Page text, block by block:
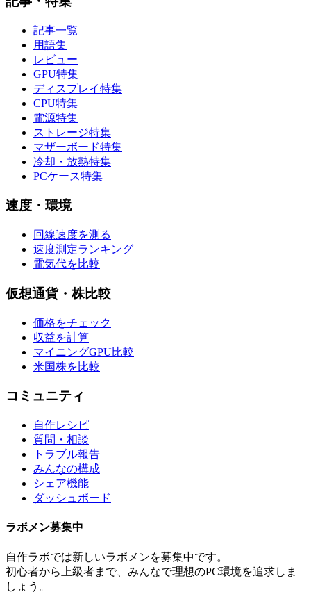
記事一覧
用語集
レビュー
GPU特集
ディスプレイ特集
CPU特集
電源特集
ストレージ特集
マザーボード特集
冷却・放熱特集
PCケース特集
速度・環境
回線速度を測る
速度測定ランキング
電気代を比較
仮想通貨・株比較
価格をチェック
収益を計算
マイニングGPU比較
米国株を比較
コミュニティ
自作レシピ
質問・相談
トラブル報告
みんなの構成
シェア機能
ダッシュボード
ラボメン募集中
自作ラボでは新しいラボメンを募集中です。
初心者から上級者まで、みんなで理想のPC環境を追求しま
しょう。